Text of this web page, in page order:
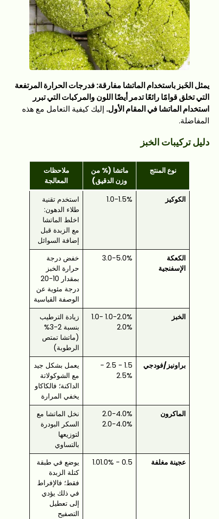
يمثل الخَبز باستخدام الماتشا مفارقة: فدرجات الحرارة المرتفعة
التي تخلق قوامًا رائعًا تدمر أيضًا اللون والمركبات التي تبرر
استخدام الماتشا في المقام الأول. إليك كيفية التعامل مع هذه
المفاضلة.
دليل تركيبات الخبز
نوع المنتج
ماتشا (% من
وزن الدقيق)
ملاحظات
المعالجة
الكوكيز
1.0-1.5%
استخدم تقنية
طلاء الدهون:
اخلط الماتشا
مع الزبدة قبل
إضافة السوائل
الكعكة
الإسفنجية
3.0-5.0%
خفض درجة
حرارة الخبز
بمقدار 10-20
درجة مئوية عن
الوصفة القياسية
الخبز
1.0-2.0% 1.0-
2.0%
زيادة الترطيب
بنسبة 2-3%
(ماتشا تمتص
الرطوبة)
براونيز/فودجي
1.5 - 2.5 -
2.5%
يعمل بشكل جيد
مع الشوكولاتة
الداكنة؛ فالكاكاو
يخفي المرارة
الماكرون
2.0-4.0%
2.0-4.0%
نخل الماتشا مع
السكر البودرة
لتوزيعها
بالتساوي
عجينة مغلفة
0.5 - 1.01.0%
يوضع في طبقة
كتلة الزبدة
فقط؛ فالإفراط
في ذلك يؤدي
إلى تعطيل
التصفيح